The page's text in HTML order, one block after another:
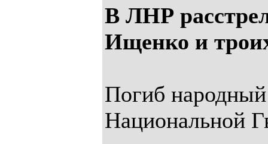
В ЛНР
Ищенко и
Погиб
Национальной